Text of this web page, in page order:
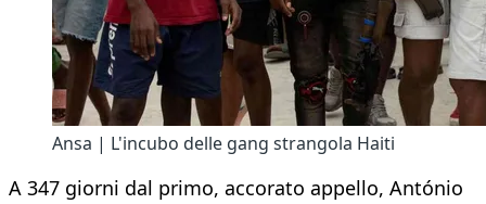
Ansa | L'incubo delle gang strangola Haiti
A 347 giorni dal primo, accorato appello, António